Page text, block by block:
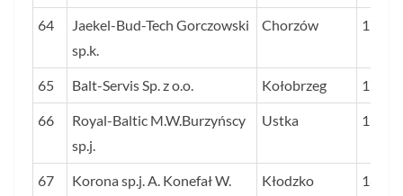
64
Jaekel-Bud-Tech Gorczowski
sp.k.
Chorzów 17
65 Balt-Servis Sp. z o.o. Kołobrzeg 17
66
Royal-Baltic M.W.Burzyńscy
sp.j.
Ustka 16
67
Korona sp.j. A. Konefał W.
Kłodzko 16